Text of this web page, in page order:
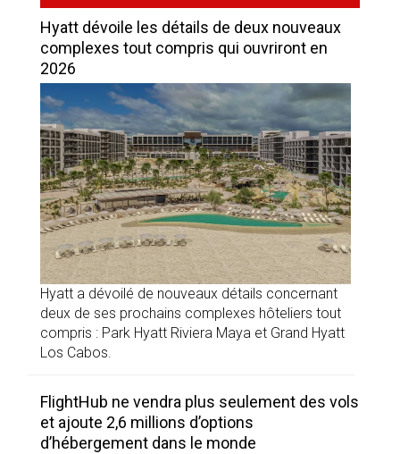
Hyatt dévoile les détails de deux nouveaux
complexes tout compris qui ouvriront en
2026
Hyatt a dévoilé de nouveaux détails concernant
deux de ses prochains complexes hôteliers tout
compris : Park Hyatt Riviera Maya et Grand Hyatt
Los Cabos.
FlightHub ne vendra plus seulement des vols
et ajoute 2,6 millions d’options
d’hébergement dans le monde